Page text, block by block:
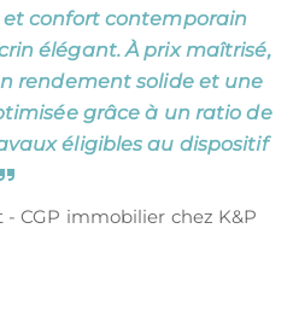
confort contemporain
élégant. À prix maîtrisé,
rendement solide et une
grâce à un ratio de
éligibles au dispositif
- CGP immobilier chez K&P